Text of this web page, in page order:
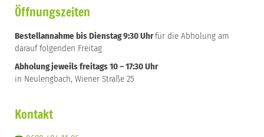
Öffnungszeiten
Bestellannahme bis Dienstag 9:30 Uhrfür die Abholung am
darauf folgenden Freitag
Abholung jeweils freitags 10 – 17:30 Uhr
in Neulengbach, Wiener Straße 25
Kontakt